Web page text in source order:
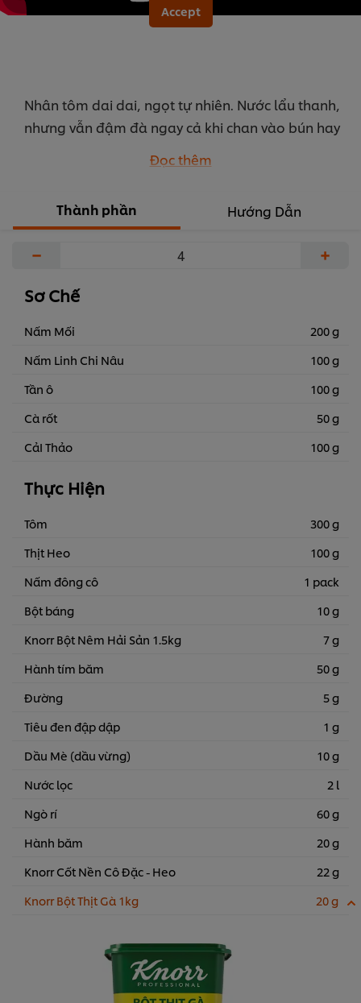
này
Accept
Nhân tôm dai dai, ngọt tự nhiên. Nước lẩu thanh,
nhưng vẫn đậm đà ngay cả khi chan vào bún hay
dưỡng lại dễ ăn, đáp ứng với khẩu vị đa dạng
Đọc thêm
Thành phần Hướng Dẫn
− +
Sơ Chế
Nấm Mối
200 g
Nấm Linh Chi Nâu
100 g
Tần ô
100 g
Cà rốt
50 g
CảI Thảo
100 g
Thực Hiện
Tôm
300 g
Thịt Heo
100 g
Nấm đông cô
1 pack
Bột báng
10 g
Knorr Bột Nêm Hải Sản 1.5kg
7 g
Hành tím băm
50 g
Đường
5 g
Tiêu đen đập dập
1 g
Dầu Mè (dầu vừng)
10 g
Nước lọc
2 l
Ngò rí
60 g
Hành băm
20 g
Knorr Cốt Nền Cô Đặc - Heo
22 g
Knorr Bột Thịt Gà 1kg
20 g